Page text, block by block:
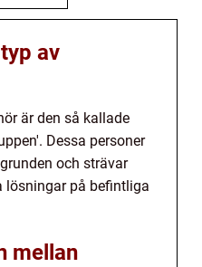
av
är den så kallade
Dessa personer
och strävar
lösningar på befintliga
mellan